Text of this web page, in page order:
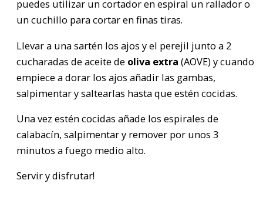
puedes utilizar un cortador en espiral un rallador o
un cuchillo para cortar en finas tiras.
Llevar a una sartén los ajos y el perejil junto a 2
cucharadas de aceite de oliva extra (AOVE) y cuando
empiece a dorar los ajos añadir las gambas,
salpimentar y saltearlas hasta que estén cocidas.
Una vez estén cocidas añade los espirales de
calabacín, salpimentar y remover por unos 3
minutos a fuego medio alto.
Servir y disfrutar!